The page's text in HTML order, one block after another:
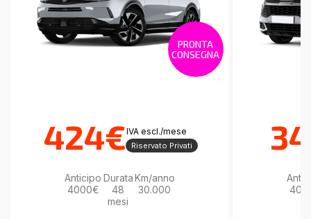
PRONTA
CONSEGNA
424€IVA escl./mese
Riservato Privati
Anticipo
4000€
Durata
48
mesi
Km/anno
30.000